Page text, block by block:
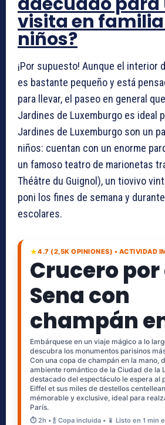
visita en
niños?
¡Por supuesto! Aunque el interior
es bastante pequeño y está
para llevar, el paseo en general
Jardines de Luxemburgo es ideal
Jardines de Luxemburgo son un
niños: cuentan con un enorme
un famoso teatro de marionetas
Théâtre du Guignol), un tiovivo
poni los fines de semana y
escolares.
★4.7 (2,5K OPINIONES) • ACTIVIDAD
Crucero por
Sena con
champán
Embárquese en un viaje mágico a lo
descubra los monumentos parisinos
Con una copa de champán en la mano,
ambiente romántico de la Ciudad de la
destacado del espectáculo le espera al
Eiffel et sus miles de destellos
mémorable y exclusive, ideal para
París.
⏱️ 2h • 🍾 Copa incluida • 📱 Listo en 1 min